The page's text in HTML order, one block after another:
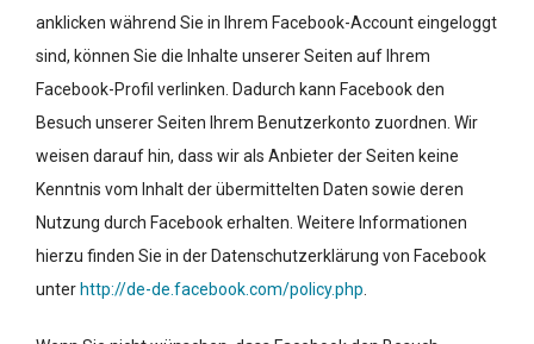
anklicken während Sie in Ihrem Facebook-Account eingeloggt
sind, können Sie die Inhalte unserer Seiten auf Ihrem
Facebook-Profil verlinken. Dadurch kann Facebook den
Besuch unserer Seiten Ihrem Benutzerkonto zuordnen. Wir
weisen darauf hin, dass wir als Anbieter der Seiten keine
Kenntnis vom Inhalt der übermittelten Daten sowie deren
Nutzung durch Facebook erhalten. Weitere Informationen
hierzu finden Sie in der Datenschutzerklärung von Facebook
unter http://de-de.facebook.com/policy.php